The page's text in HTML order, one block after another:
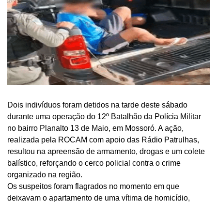
Dois indivíduos foram detidos na tarde deste sábado
durante uma operação do 12º Batalhão da Polícia Militar
no bairro Planalto 13 de Maio, em Mossoró. A ação,
realizada pela ROCAM com apoio das Rádio Patrulhas,
resultou na apreensão de armamento, drogas e um colete
balístico, reforçando o cerco policial contra o crime
organizado na região.
Os suspeitos foram flagrados no momento em que
deixavam o apartamento de uma vítima de homicídio,